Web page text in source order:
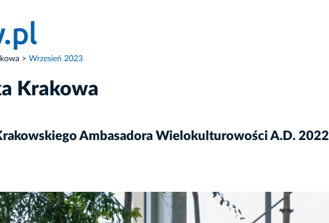
Wrzesień 2023
Krakowa
Ambasadora Wielokulturowości A.D. 2022